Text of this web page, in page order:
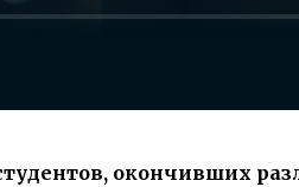
окончивших